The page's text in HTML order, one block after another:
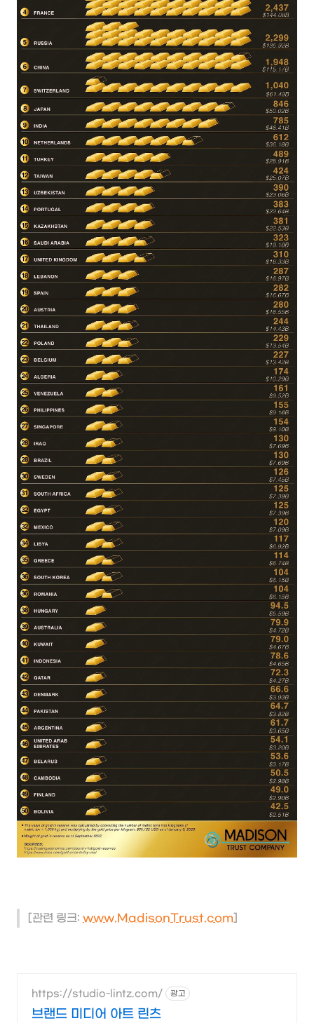
[관련 링크: www.MadisonTrust.com]
https://studio-lintz.com/ 광고
브랜드 미디어 아트 린츠